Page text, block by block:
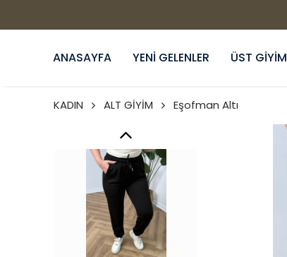
ANASAYFA YENİ GELENLER ÜST GİYİM
KADIN ALT GİYİM Eşofman Altı